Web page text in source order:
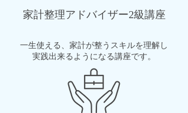
家計整理アドバイザー2級講座
一生使える、家計が整うスキルを理解し
実践出来るようになる講座です。